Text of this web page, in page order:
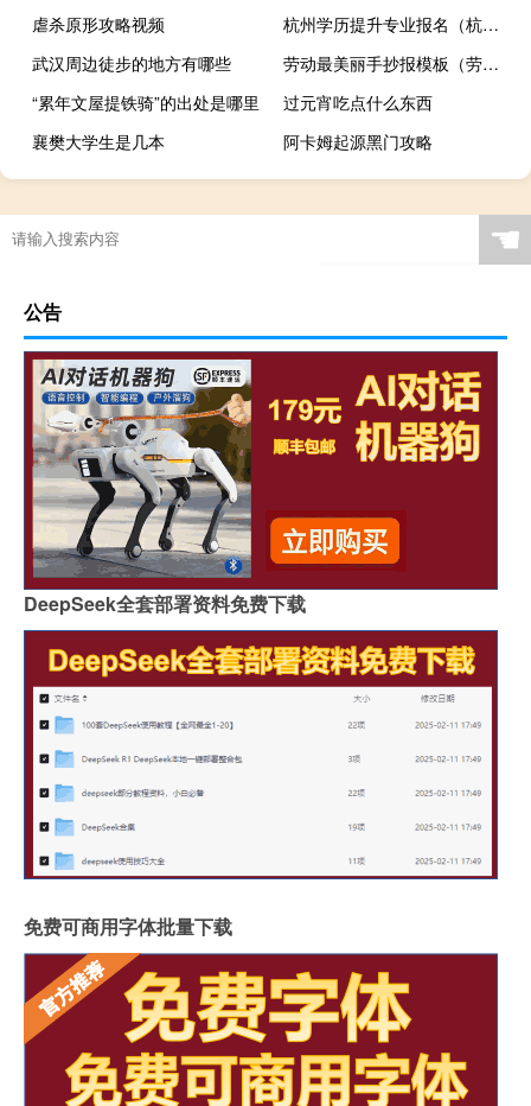
虐杀原形攻略视频
杭州学历提升专业报名（杭州学历提升）
武汉周边徒步的地方有哪些
劳动最美丽手抄报模板（劳动最美丽手抄报）
“累年文屋提铁骑”的出处是哪里
过元宵吃点什么东西
襄樊大学生是几本
阿卡姆起源黑门攻略
☚
公告
DeepSeek全套部署资料免费下载
免费可商用字体批量下载